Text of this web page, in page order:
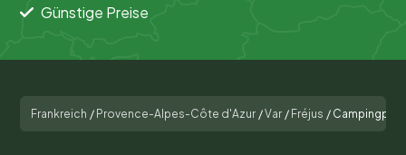
Günstige Preise
Frankreich / Provence-Alpes-Côte d'Azur /Var / Fréjus /